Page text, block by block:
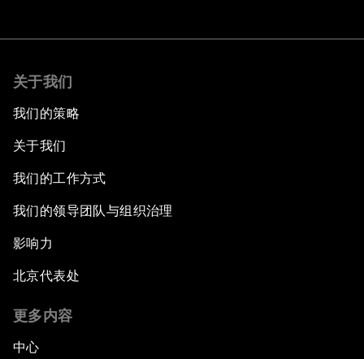
关于我们
我们的策略
关于我们
我们的工作方式
我们的领导团队与组织治理
影响力
北京代表处
更多内容
中心